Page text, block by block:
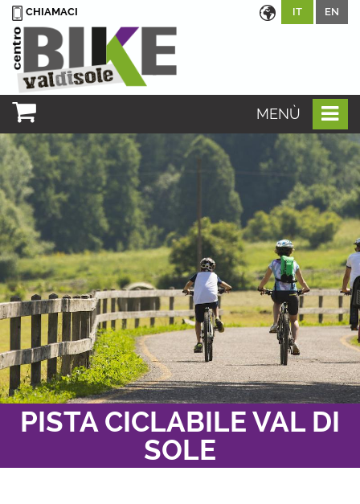
CHIAMACI IT EN
MENÙ
PISTA CICLABILE VAL DI
SOLE